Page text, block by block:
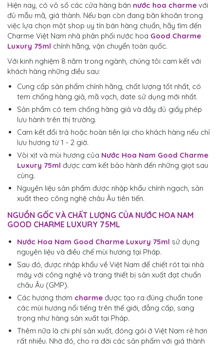
Hiện nay, có vô số các cửa hàng bán nước hoa charme với
đủ mẫu mã, giá thành. Nếu bạn còn đang băn khoăn trong
việc lựa chọn một shop uy tín bán hàng chuẩn, hãy tìm đến
Charme Việt Nam nhà phân phối nước hoa Good Charme
Luxury 75ml chính hãng, vận chuyển toàn quốc.
Với kinh nghiệm 8 năm trong ngành, chúng tôi cam kết với
khách hàng những điều sau:
Cung cấp sản phẩm chính hãng, chất lượng tốt nhất, có
tem chống hàng giả, mã vạch, date sử dụng mới nhất.
Sản phẩm có tem chống hàng giả và đầy đủ giấy phép
lưu hành trên thị trường.
Cam kết đổi trả hoặc hoàn tiền lại cho khách hàng nếu chỉ
lưu hương từ 1 - 2 giờ.
Vòi xịt và mùi hương của Nước Hoa Nam Good Charme
Luxury 75ml được cam kết bảo hành đến những giọt sau
cùng.
Nguyên liệu sản phẩm được nhập khẩu chính ngạch, sản
xuất theo công nghệ châu Âu tiên tiến.
NGUỒN GỐC VÀ CHẤT LƯỢNG CỦA NƯỚC HOA NAM
GOOD CHARME LUXURY 75ML
Nước Hoa Nam Good Charme Luxury 75ml sử dụng
nguyên liệu và điều chế mùi hương tại Pháp.
Sau đó, được nhập khẩu về Việt Nam để chiết rót tại nhà
máy với công nghệ và trang thiết bị sản xuất đạt chuẩn
châu Âu (GMP).
Các hương thơm charme được tạo ra đúng chuẩn tone
các mùi hương nổi tiếng trên thế giới, đẳng cấp, sang
trọng như hàng sản xuất tại Pháp.
Thêm nữa là chi phí sản xuất, đóng gói ở Việt Nam rẻ hơn
rất nhiều. Nhờ đó, cho ra đời các sản phẩm với giá thành